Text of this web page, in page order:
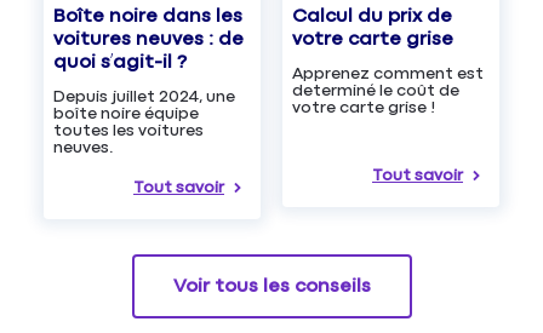
Boîte noire dans les
voitures neuves : de
quoi s’agit-il ?
Depuis juillet 2024, une
boîte noire équipe
toutes les voitures
neuves.
Tout savoir
Calcul du prix de
votre carte grise
Apprenez comment est
determiné le coût de
votre carte grise !
Tout savoir
Voir tous les conseils